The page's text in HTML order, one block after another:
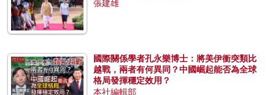
張建雄
國際關係學者孔永樂博士：將美伊衝突類比
越戰，兩者有何異同？中國崛起能否為全球
格局發揮穩定效用？
本社編輯部